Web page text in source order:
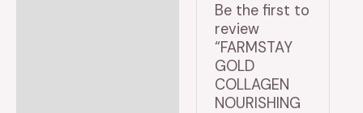
Be the first to
review
“FARMSTAY
GOLD
COLLAGEN
NOURISHING